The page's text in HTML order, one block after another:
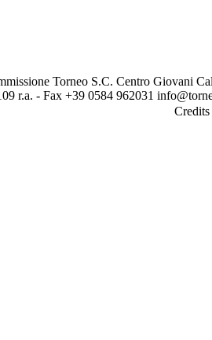
Torneo S.C. Centro Giovani
r.a. - Fax +39 0584 962031
Credits